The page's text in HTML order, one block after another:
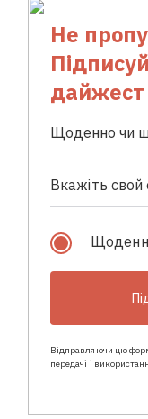
Не
Щоденно чи
Відправляючи цю
передачі і